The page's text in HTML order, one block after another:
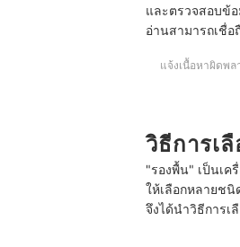
คำถามที่พบบ่อย
และตรวจสอบข้
อ่านสามารถเชื่อ
แจ้งเนื้อหาผิดพล
วิธีการเ
"รองพื้น" เป็นเค
ให้เลือกหลายชนิ
จึงได้นำวิธีการเ